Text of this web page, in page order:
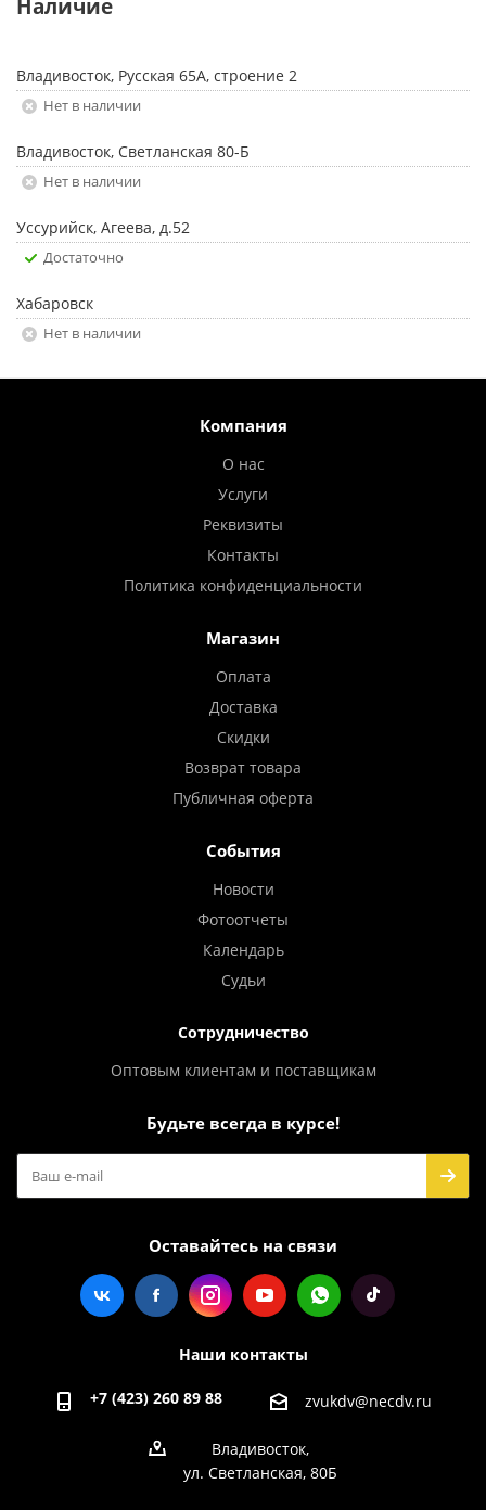
Наличие
Владивосток, Русская 65А, строение 2
Нет в наличии
Владивосток, Светланская 80-Б
Нет в наличии
Уссурийск, Агеева, д.52
Достаточно
Хабаровск
Нет в наличии
Компания
О нас
Услуги
Реквизиты
Контакты
Политика конфиденциальности
Магазин
Оплата
Доставка
Скидки
Возврат товара
Публичная оферта
События
Новости
Фотоотчеты
Календарь
Судьи
Сотрудничество
Оптовым клиентам и поставщикам
Будьте всегда в курсе!
Оставайтесь на связи
Наши контакты
+7 (423) 260 89 88 zvukdv@necdv.ru
Владивосток,
ул. Светланская, 80Б